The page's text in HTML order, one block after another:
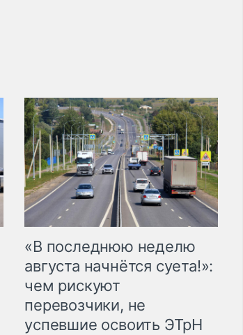
«В последнюю неделю
августа начнётся суета!»:
чем рискуют
перевозчики, не
успевшие освоить ЭТрН